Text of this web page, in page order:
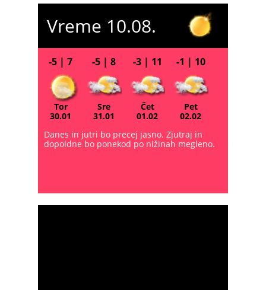
Vreme 10.08.
-5 | 7
Tor
30.01
-5 | 8
Sre
31.01
-3 | 11
Čet
01.02
-1 | 10
Pet
02.02
Danes in jutri bo precej jasno. Zjutraj in
dopoldne bo ponekod po nižinah megleno.